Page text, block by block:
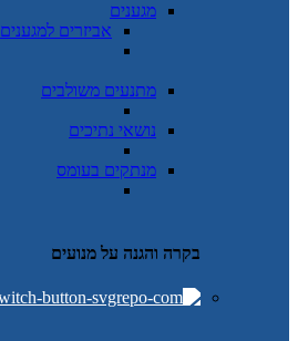
מגענים
אביזרים למגענים
מתנעים משולבים
נושאי נתיכים
מנתקים בעומס
בקרה והגנה על מנועים